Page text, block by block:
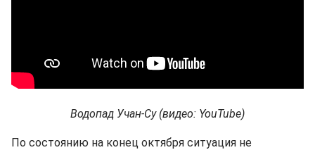
Водопад Учан-Су (видео: YouTube)
По состоянию на конец октября ситуация не